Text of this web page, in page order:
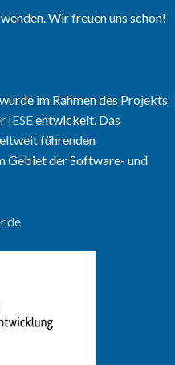
Wir freuen uns schon!
im Rahmen des Projekts
IESEentwickelt. Das
führenden
Gebiet der Software- und